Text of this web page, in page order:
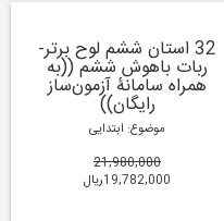
32 استان ششم لوح برتر-
ربات باهوش ششم ((به
همراه سامانۀ آزمون‌ساز
رایگان))
موضوع: ابتدایی
21,980,000
19,782,000ریال